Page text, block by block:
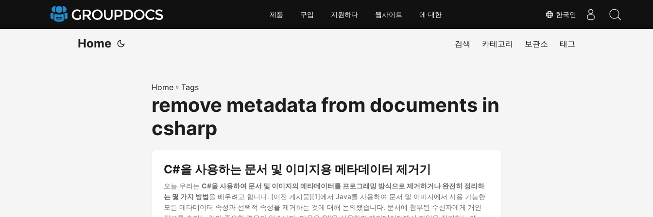
한국인
제품 구입 지원하다 웹사이트 에 대한
Home 검색 카테고리 보관소 태그
Home » Tags
remove metadata from documents in
csharp
C#을 사용하는 문서 및 이미지용 메타데이터 제거기
오늘 우리는 C#을 사용하여 문서 및 이미지의 메타데이터를 프로그래밍 방식으로 제거하거나 완전히 정리하
는 몇 가지 방법을 배우려고 합니다. [이전 게시물][1]에서 Java를 사용하여 문서 및 이미지에서 사용 가능한
모든 메타데이터 속성과 선택적 속성을 제거하는 것에 대해 논의했습니다. 문서에 첨부된 수신자에게 개인